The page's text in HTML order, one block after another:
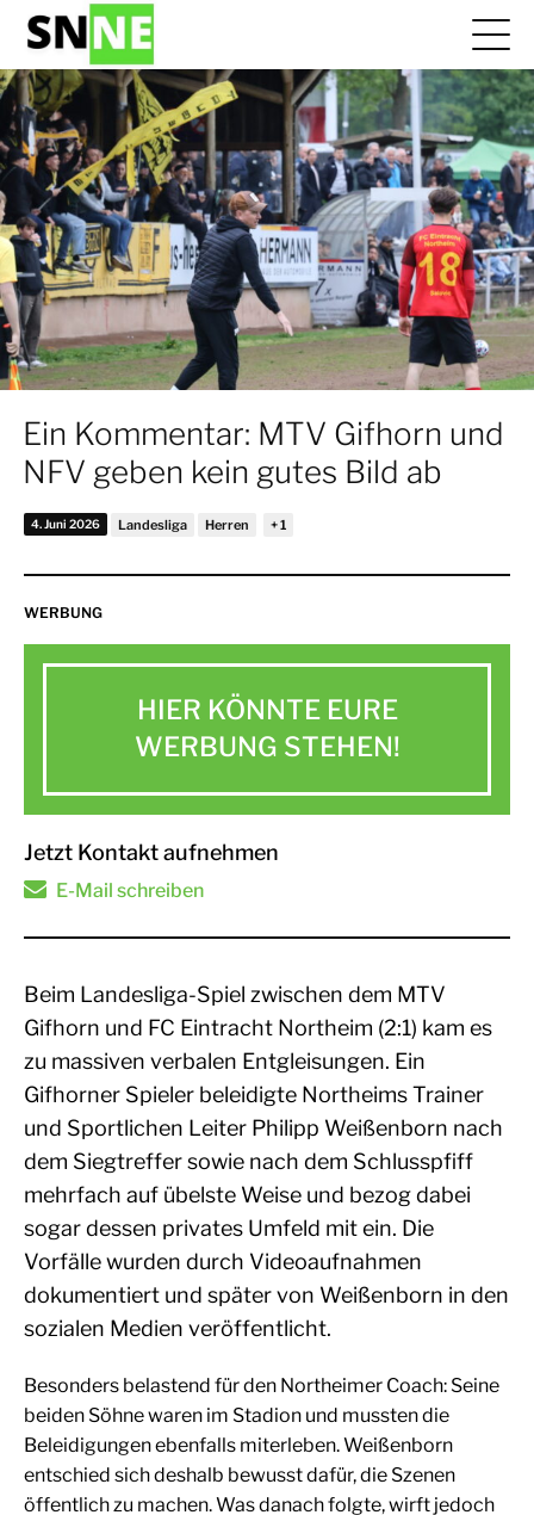
Ein Kommentar: MTV Gifhorn und
NFV geben kein gutes Bild ab
4. Juni 2026 Landesliga Herren
WERBUNG
HIER KÖNNTE EURE
WERBUNG STEHEN!
Jetzt Kontakt aufnehmen
E-Mail schreiben
Beim Landesliga-Spiel zwischen dem MTV
Gifhorn und FC Eintracht Northeim (2:1) kam es
zu massiven verbalen Entgleisungen. Ein
Gifhorner Spieler beleidigte Northeims Trainer
und Sportlichen Leiter Philipp Weißenborn nach
dem Siegtreffer sowie nach dem Schlusspfiff
mehrfach auf übelste Weise und bezog dabei
sogar dessen privates Umfeld mit ein. Die
Vorfälle wurden durch Videoaufnahmen
dokumentiert und später von Weißenborn in den
sozialen Medien veröffentlicht.
Besonders belastend für den Northeimer Coach: Seine
beiden Söhne waren im Stadion und mussten die
Beleidigungen ebenfalls miterleben. Weißenborn
entschied sich deshalb bewusst dafür, die Szenen
öffentlich zu machen. Was danach folgte, wirft jedoch